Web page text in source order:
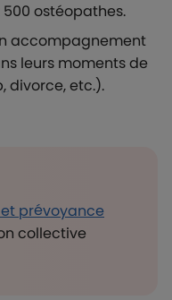
ostéopathes.
accompagnement
leurs moments de
divorce, etc.).
prévoyance
collective